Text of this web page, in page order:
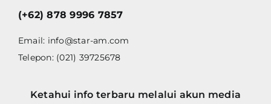
(+62) 878 9996 7857
Email: info@star-am.com
Telepon: (021) 39725678
Ketahui info terbaru melalui akun media